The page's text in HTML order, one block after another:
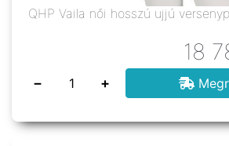
QHP Vaila női hosszú ujjú
18
− +